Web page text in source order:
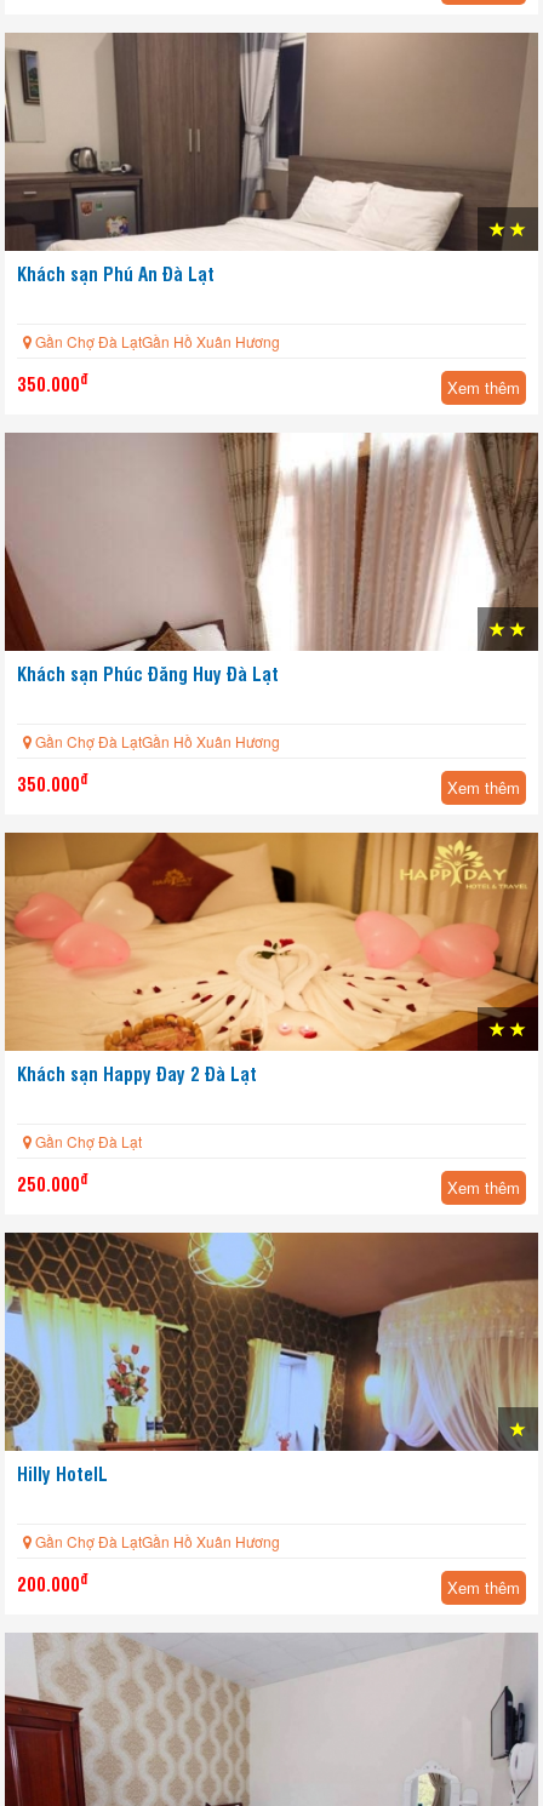
Khách sạn Phú An Đà Lạt
Gần Chợ Đà LạtGần Hồ Xuân Hương
350.000đ Xem thêm
Khách sạn Phúc Đăng Huy Đà Lạt
Gần Chợ Đà LạtGần Hồ Xuân Hương
350.000đ Xem thêm
HOT
Khách sạn Happy Đay 2 Đà Lạt
Gần Chợ Đà Lạt
250.000đ Xem thêm
Hilly HotelL
Gần Chợ Đà LạtGần Hồ Xuân Hương
200.000đ Xem thêm